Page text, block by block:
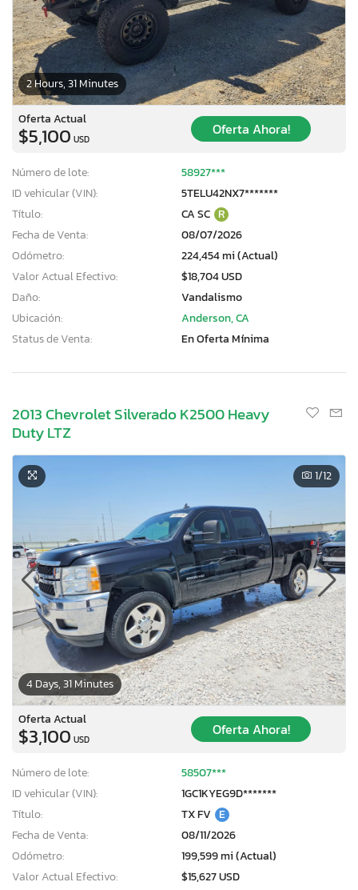
2 Hours, 31 Minutes
Oferta Actual
$5,100 USD
Oferta Ahora!
Número de lote:
58927***
ID vehicular (VIN):
5TELU42NX7*******
Título:
CA SC R
Fecha de Venta:
08/07/2026
Odómetro:
224,454 mi (Actual)
Valor Actual Efectivo:
$18,704 USD
Daño:
Vandalismo
Ubicación:
Anderson, CA
Status de Venta:
En Oferta Mínima
2013 Chevrolet Silverado K2500 Heavy
Duty LTZ
4 Days, 31 Minutes
1/12
Oferta Actual
$3,100 USD
Oferta Ahora!
Número de lote:
58507***
ID vehicular (VIN):
1GC1KYEG9D*******
Título:
TX FV E
Fecha de Venta:
08/11/2026
Odómetro:
199,599 mi (Actual)
Valor Actual Efectivo:
$15,627 USD